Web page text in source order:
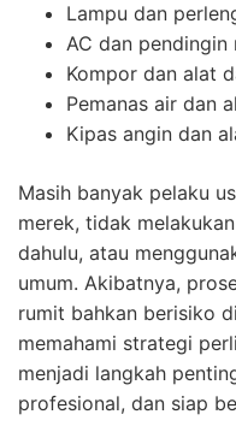
Lampu dan
AC dan pendingin
Kompor dan alat
Pemanas air dan
Kipas angin dan
Masih banyak pelaku
merek, tidak
dahulu, atau
umum. Akibatnya,
rumit bahkan berisiko
memahami strategi
menjadi langkah
profesional, dan siap